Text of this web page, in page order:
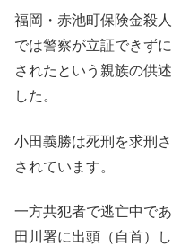
福岡・赤池町保険金殺
では警察が立証できず
されたという親族の供
した。
小田義勝は死刑を求刑
されています。
一方共犯者で逃亡中で
田川署に出頭（自首）